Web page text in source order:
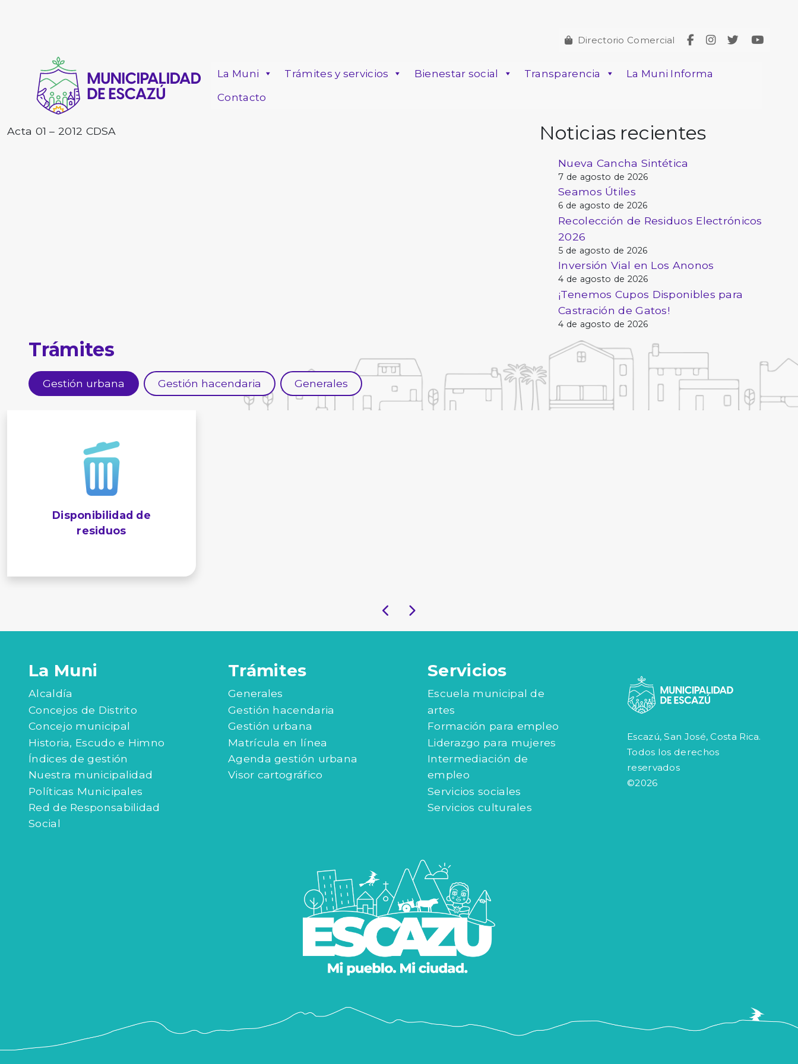
Directorio Comercial
La Muni Trámites y servicios Bienestar social Transparencia
La Muni Informa
Contacto
Acta 01 – 2012 CDSA Noticias recientes
Nueva Cancha Sintética
7 de agosto de 2026
Seamos Útiles
6 de agosto de 2026
Recolección de Residuos Electrónicos
2026
5 de agosto de 2026
Inversión Vial en Los Anonos
4 de agosto de 2026
¡Tenemos Cupos Disponibles para
Castración de Gatos!
4 de agosto de 2026
Trámites
Gestión urbana Gestión hacendaria Generales
Disponibilidad de
residuos
La Muni
Alcaldía
Concejos de Distrito
Concejo municipal
Historia, Escudo e Himno
Índices de gestión
Nuestra municipalidad
Políticas Municipales
Red de Responsabilidad
Social
Trámites
Generales
Gestión hacendaria
Gestión urbana
Matrícula en línea
Agenda gestión urbana
Visor cartográfico
Servicios
Escuela municipal de
artes
Formación para empleo
Liderazgo para mujeres
Intermediación de
empleo
Servicios sociales
Servicios culturales
Escazú, San José, Costa Rica.
Todos los derechos
reservados
©2026